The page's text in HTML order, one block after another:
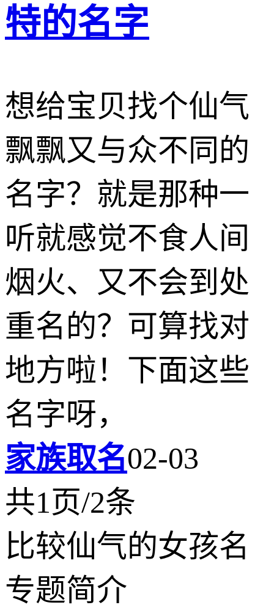
特的名字
想给宝贝找个仙气
飘飘又与众不同的
名字？就是那种一
听就感觉不食人间
烟火、又不会到处
重名的？可算找对
地方啦！下面这些
名字呀，
家族取名02-03
共1页/2条
比较仙气的女孩名
专题简介